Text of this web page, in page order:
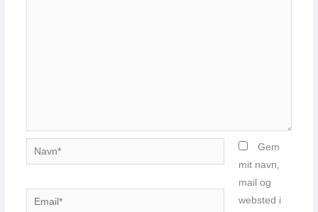
Navn*
Email*
Gem
mit navn,
mail og
websted i